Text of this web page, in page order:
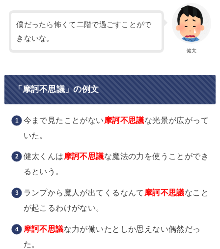
健太
僕だったら怖くて二階で過ごすことがで
きないな。
「摩訶不思議」の例文
今まで見たことがない摩訶不思議な光景が広がって
いた。
健太くんは摩訶不思議な魔法の力を使うことができ
るという。
ランプから魔人が出てくるなんて 摩訶不思議なこと
が起こるわけがない。
摩訶不思議な力が働いたとしか思えない偶然だっ
た。